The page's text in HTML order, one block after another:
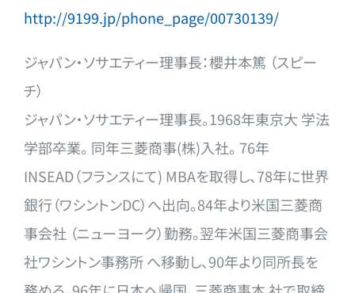
http://9199.jp/phone_page/00730139/
ジャパン・ソサエティー理事長：櫻井本篤 （スピー
チ）
ジャパン・ソサエティー理事長。1968年東京大 学法
学部卒業。 同年三菱商事(株)入社。 76年
INSEAD（フランスにて) MBAを取得し、78年に世界
銀行（ワシントンDC）へ出向。84年より米国三菱商
事会社 （ニューヨーク）勤務。翌年米国三菱商事会
社ワシントン事務所 へ移動し、90年より同所長を